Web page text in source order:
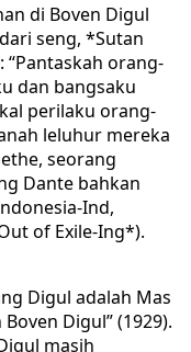
di Boven Digul
seng, *Sutan
orang-
dan bangsaku
perilaku orang-
leluhur mereka
seorang
Dante bahkan
Ind,
of Exile-Ing*).
Digul adalah Mas
Digul” (1929).
masih